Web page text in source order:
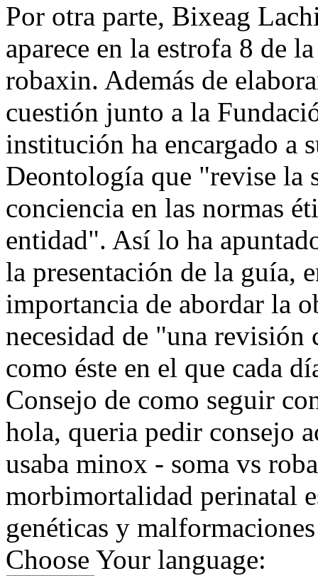
Por otra parte, Bixeag
aparece en la estrofa 8 de
robaxin. Además de
cuestión junto a la
institución ha encargado a
Deontología que "revise la
conciencia en las normas
entidad". Así lo ha
la presentación de la guía,
importancia de abordar la
necesidad de "una revisión
como éste en el que cada
Consejo de como seguir
hola, queria pedir consejo
usaba minox - soma vs
morbimortalidad perinatal
genéticas y
Choose Your language: